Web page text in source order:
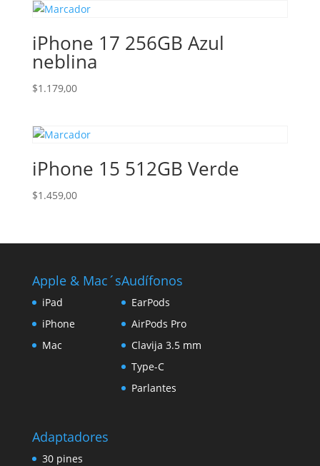
era:
iPhone 17 256GB Azul
neblina
$1.179,00
iPhone 15 512GB Verde
$1.459,00
Apple & Mac´s
iPad
iPhone
Mac
Audífonos
EarPods
AirPods Pro
Clavija 3.5 mm
Type-C
Parlantes
Adaptadores
30 pines